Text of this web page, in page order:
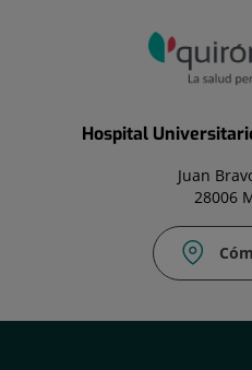
Hospital
Juan
28006